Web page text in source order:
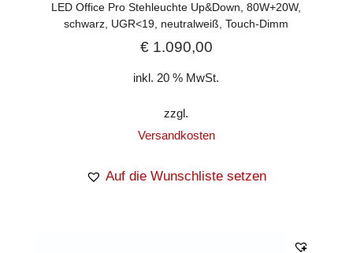
LED Office Pro Stehleuchte Up&Down, 80W+20W,
schwarz, UGR<19, neutralweiß, Touch-Dimm
€1.090,00
inkl. 20 % MwSt.
zzgl.
Versandkosten
Auf die Wunschliste setzen